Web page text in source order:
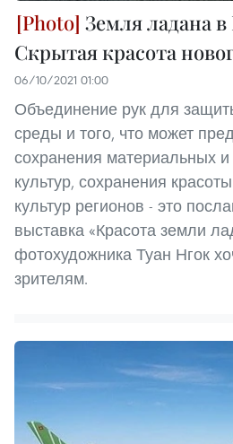
Земля ладана
Скрытая красота
06/10/2021 01:00
Объединение рук для
среды и того, что может
сохранения материальных
культур, сохранения
культур регионов - это
выставка «Красота земли
фотохудожника Туан Нгок
зрителям.